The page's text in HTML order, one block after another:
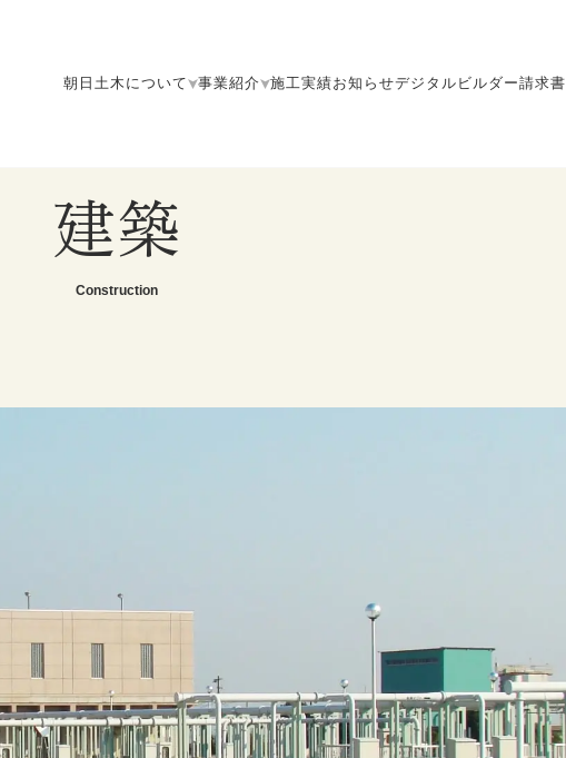
朝日土木について 事業紹介 施工実績お知らせデジタルビルダー請求書
建築
Construction